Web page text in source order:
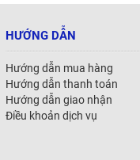
HƯỚNG DẪN
Hướng dẫn mua hàng
Hướng dẫn thanh toán
Hướng dẫn giao nhận
Điều khoản dịch vụ